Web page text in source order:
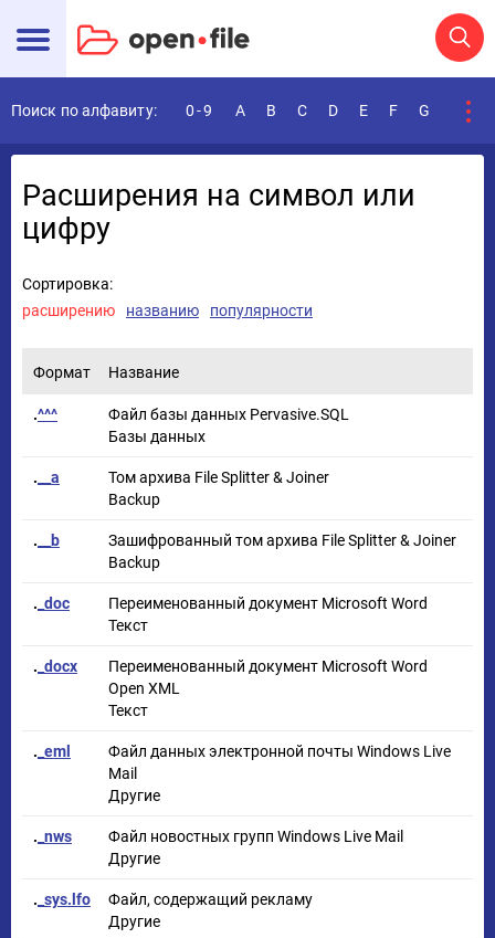
Поиск по алфавиту: 0-9 A B C D E F G
Расширения на символ или
цифру
Сортировка:
расширению
названию популярности
Формат Название
.^^^
Файл базы данных Pervasive.SQL
Базы данных
. __a
Том архива File Splitter & Joiner
Backup
. __b
Зашифрованный том архива File Splitter & Joiner
Backup
. _doc
Переименованный документ Microsoft Word
Текст
. _docx
Переименованный документ Microsoft Word
Open XML
Текст
. _eml
Файл данных электронной почты Windows Live
Mail
Другие
. _nws
Файл новостных групп Windows Live Mail
Другие
. _sys.lfo
Файл, содержащий рекламу
Другие